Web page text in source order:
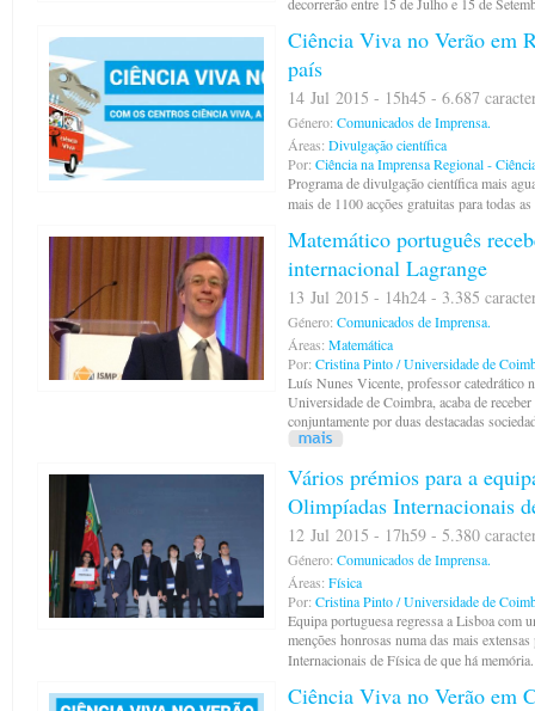
Ciência Viva no Verão em
país
14 Jul 2015 - 15h45 - 6.687
Género: Comunicados de Imprensa.
Áreas: Divulgação científica
Por: Ciência na Imprensa Regional -
Programa de divulgação científica mais
mais de 1100 acções gratuitas para todas
Matemático português
internacional Lagrange
13 Jul 2015 - 14h24 - 3.385
Género: Comunicados de Imprensa.
Áreas: Matemática
Por: Cristina Pinto / Universidade de
Luís Nunes Vicente, professor catedrático
Universidade de Coimbra, acaba de
conjuntamente por duas destacadas
Vários prémios para a
Olimpíadas Internacionais
12 Jul 2015 - 17h59 - 5.380
Género: Comunicados de Imprensa.
Áreas: Física
Por: Cristina Pinto / Universidade de
Equipa portuguesa regressa a Lisboa com
menções honrosas numa das mais
Internacionais de Física de que há memória.
Ciência Viva no Verão em